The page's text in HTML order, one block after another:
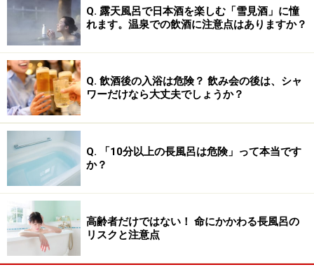
とは？
□同じ姿勢を続けることがツライ
□肩こりや首こり、頭痛、背中の張りを感じる
□腕が怠く感じることが増えたり、手先が冷えやすくな
ったりする
□手先が疲れやすく、指の関節が硬く動かしにくくなる
ことがある（動かしているうちにやわらぐ）
□寝違えやすくなる
□寝具が体に合わなくなったのか、寝心地が安定せず落
ち着かない
□疲れやすく元気が出ない
Q. 露天風呂で日本酒を楽しむ「雪見酒」に憧
れます。温泉での飲酒に注意点はありますか？
Q. 飲酒後の入浴は危険？ 飲み会の後は、シャ
ワーだけなら大丈夫でしょうか？
Q. 「10分以上の長風呂は危険」って本当です
か？
高齢者だけではない！ 命にかかわる長風呂の
リスクと注意点